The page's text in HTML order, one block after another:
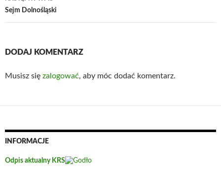
Sejm Dolnośląski
DODAJ KOMENTARZ
Musisz się zalogować, aby móc dodać komentarz.
INFORMACJE
Odpis aktualny KRS